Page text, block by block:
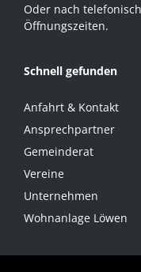
Oder nach
Öffnungszeiten.
Schnell gefunden
Anfahrt & Kontakt
Ansprechpartner
Gemeinderat
Vereine
Unternehmen
Wohnanlage Löwen